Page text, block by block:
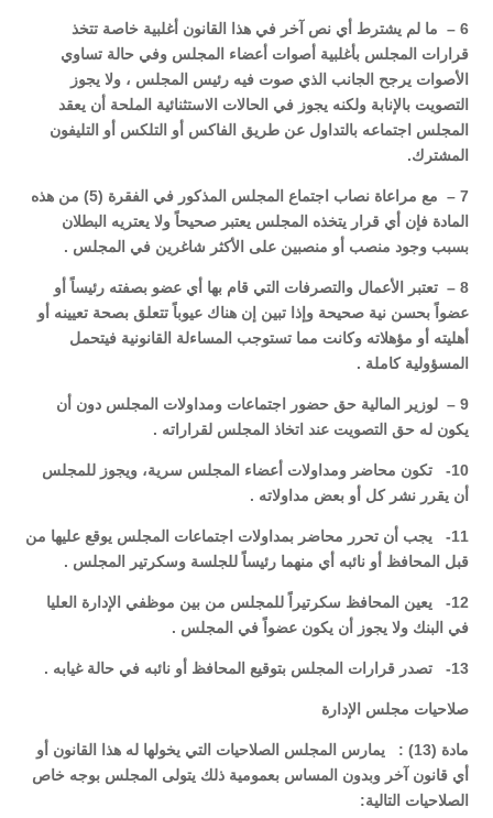
6 – ما لم يشترط أي نص آخر في هذا القانون أغلبية خاصة تتخذ
قرارات المجلس بأغلبية أصوات أعضاء المجلس وفي حالة تساوي
الأصوات يرجح الجانب الذي صوت فيه رئيس المجلس ، ولا يجوز
التصويت بالإنابة ولكنه يجوز في الحالات الاستثنائية الملحة أن يعقد
المجلس اجتماعه بالتداول عن طريق الفاكس أو التلكس أو التليفون
المشترك.
7 – مع مراعاة نصاب اجتماع المجلس المذكور في الفقرة (5) من هذه
المادة فإن أي قرار يتخذه المجلس يعتبر صحيحاً ولا يعتريه البطلان
بسبب وجود منصب أو منصبين على الأكثر شاغرين في المجلس .
8 – تعتبر الأعمال والتصرفات التي قام بها أي عضو بصفته رئيساً أو
عضواً بحسن نية صحيحة وإذا تبين إن هناك عيوباً تتعلق بصحة تعيينه أو
أهليته أو مؤهلاته وكانت مما تستوجب المساءلة القانونية فيتحمل
المسؤولية كاملة .
9 – لوزير المالية حق حضور اجتماعات ومداولات المجلس دون أن
يكون له حق التصويت عند اتخاذ المجلس لقراراته .
10- تكون محاضر ومداولات أعضاء المجلس سرية، ويجوز للمجلس
أن يقرر نشر كل أو بعض مداولاته .
11- يجب أن تحرر محاضر بمداولات اجتماعات المجلس يوقع عليها من
قبل المحافظ أو نائبه أي منهما رئيساً للجلسة وسكرتير المجلس .
12- يعين المحافظ سكرتيراً للمجلس من بين موظفي الإدارة العليا
في البنك ولا يجوز أن يكون عضواً في المجلس .
13- تصدر قرارات المجلس بتوقيع المحافظ أو نائبه في حالة غيابه .
صلاحيات مجلس الإدارة
مادة (13) : يمارس المجلس الصلاحيات التي يخولها له هذا القانون أو
أي قانون آخر وبدون المساس بعمومية ذلك يتولى المجلس بوجه خاص
الصلاحيات التالية: